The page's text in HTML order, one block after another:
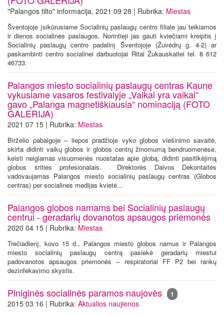
"Palangos tilto" informacija, 2021 09 28 | Rubrika: Miestas
Šventojoje įsikūrusiame Socialinių paslaugų centro filiale jau teikiamos
ir dienos socialinės paslaugos. Norintieji jas gauti kviečiami kreiptis į
Socialinių paslaugų centro padalinį Šventojoje (Žuvėdrų g. 4-2) ar
paskambinti centro socialinei darbuotojai Ritai Žukauskaitei tel. 8 612
46733.
Palangos miesto socialinių paslaugų centras Kaune
vykusiame vasaros festivalyje „Vaikai yra vaikai“
gavo „Palanga magnetiškiausia“ nominaciją (FOTO
GALERIJA)
2021 07 15 | Rubrika: Miestas
Birželio pabaigoje – liepos pradžioje vyko globos viešinimo savaitė,
skirta didinti vaikų globos ir globos centrų žinomumą bendruomenėse,
keisti neigiamas visuomenės nuostatas apie globą, didinti pasitikėjimą
globos srities profesionalais. Direktorės Daivos Dekontaitės
vadovaujamas Palangos miesto socialinių paslaugų centras (Globos
centras) per socialines medijas kvietė...
Palangos globos namams bei Socialinių paslaugų
centrui - geradarių dovanotos apsaugos priemonės
2020 04 15 | Rubrika: Miestas
Trečiadienį, kovo 15 d., Palangos miesto globos namus ir Palangos
miesto socialinių paslaugų centrą pasiekė geradarių miestui
padovanotos apsaugos priemonės – respiratoriai FF P2 bei rankų
dezinfekavimo skystis.
Piniginės socialinės paramos naujovės 1
2015 03 16 | Rubrika: Aktualios naujienos